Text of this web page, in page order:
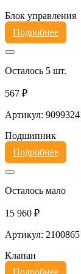
Блок управления
Подробнее
Осталось 5 шт.
567 ₽
Артикул:
Подшипник
Подробнее
Осталось мало
15 960 ₽
Артикул: 2100865
Клапан
Подробнее